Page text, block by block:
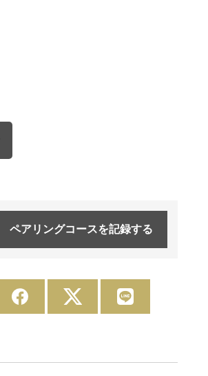
ペアリングコースを記録する